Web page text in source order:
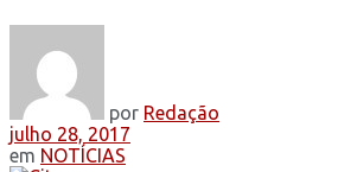
por Redação
julho 28, 2017
em NOTÍCIAS